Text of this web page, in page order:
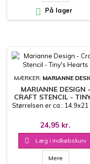
 På lager
MÆRKER: MARIANNE
MARIANNE DESIGN -
CRAFT STENCIL -
HEARTS
Størrelsen er ca.: 14.9x21
24,95 kr.
 Læg i indkøbskurv
Mere